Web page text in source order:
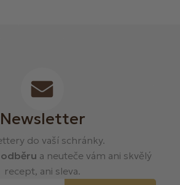
Newsletter
do vaší schránky.
a neuteče vám ani skvělý
recept, ani sleva.